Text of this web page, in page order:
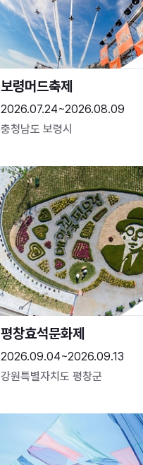
보령머드축제
2026.07.24~2026.08.09
충청남도 보령시
평창효석문화제
2026.09.04~2026.09.13
강원특별자치도 평창군